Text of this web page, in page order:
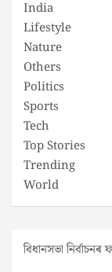
India
Lifestyle
Nature
Others
Politics
Sports
Tech
Top Stories
Trending
World
বিধানসভা